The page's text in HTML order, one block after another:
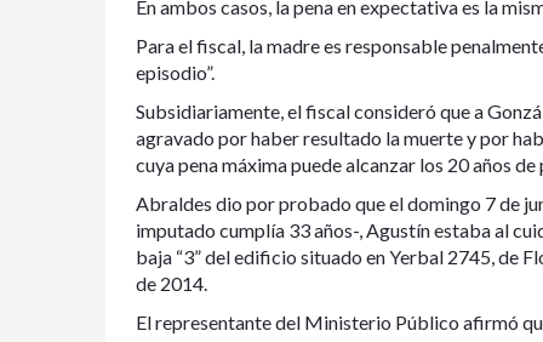
En ambos casos, la pena en expectativa es la
Para el fiscal, la madre es responsable
episodio”.
Subsidiariamente, el fiscal consideró que a
agravado por haber resultado la muerte y por
cuya pena máxima puede alcanzar los 20 años de
Abraldes dio por probado que el domingo 7 de
imputado cumplía 33 años-, Agustín estaba al
baja “3” del edificio situado en Yerbal 2745, de
de 2014.
El representante del Ministerio Público afirmó